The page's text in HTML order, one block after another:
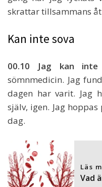
skrattar tillsammans
Kan inte sova
00.10 Jag kan inte
sömnmedicin. Jag
dagen har varit. Jag
själv, igen. Jag
dag.
Läs
Vad